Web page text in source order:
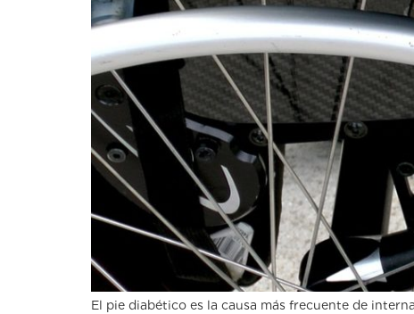
El pie diabético es la causa más frecuente de